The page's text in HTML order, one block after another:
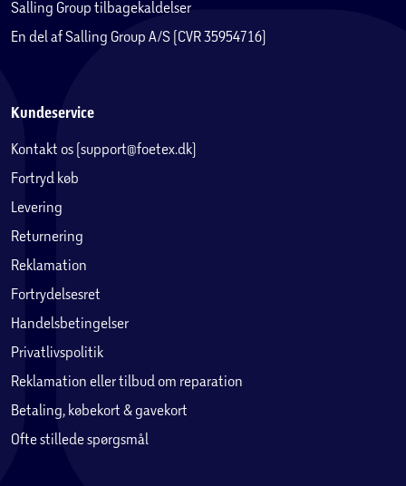
Salling Group tilbagekaldelser
En del af Salling Group A/S (CVR 35954716)
Kundeservice
Kontakt os (support@foetex.dk)
Fortryd køb
Levering
Returnering
Reklamation
Fortrydelsesret
Handelsbetingelser
Privatlivspolitik
Reklamation eller tilbud om reparation
Betaling, købekort & gavekort
Ofte stillede spørgsmål